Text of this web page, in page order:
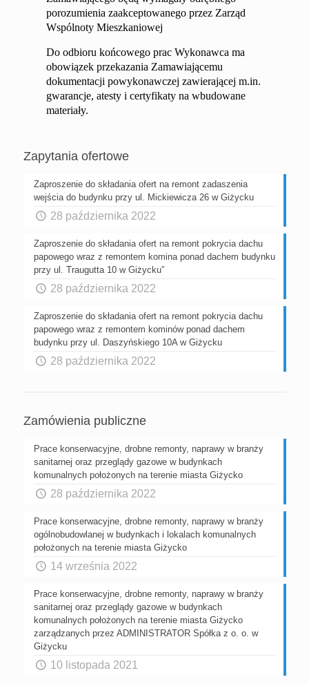
porozumienia zaakceptowanego przez Zarząd
Wspólnoty Mieszkaniowej
Do odbioru końcowego prac Wykonawca ma
obowiązek przekazania Zamawiającemu
dokumentacji powykonawczej zawierającej m.in.
gwarancje, atesty i certyfikaty na wbudowane
materiały.
Zapytania ofertowe
Zaproszenie do składania ofert na remont zadaszenia
wejścia do budynku przy ul. Mickiewicza 26 w Giżycku
28 października 2022
Zaproszenie do składania ofert na remont pokrycia dachu
papowego wraz z remontem komina ponad dachem budynku
przy ul. Traugutta 10 w Giżycku”
28 października 2022
Zaproszenie do składania ofert na remont pokrycia dachu
papowego wraz z remontem kominów ponad dachem
budynku przy ul. Daszyńskiego 10A w Giżycku
28 października 2022
Zamówienia publiczne
Prace konserwacyjne, drobne remonty, naprawy w branży
sanitarnej oraz przeglądy gazowe w budynkach
komunalnych położonych na terenie miasta Giżycko
28 października 2022
Prace konserwacyjne, drobne remonty, naprawy w branży
ogólnobudowlanej w budynkach i lokalach komunalnych
położonych na terenie miasta Giżycko
14 września 2022
Prace konserwacyjne, drobne remonty, naprawy w branży
sanitarnej oraz przeglądy gazowe w budynkach
komunalnych położonych na terenie miasta Giżycko
zarządzanych przez ADMINISTRATOR Spółka z o. o. w
Giżycku
10 listopada 2021